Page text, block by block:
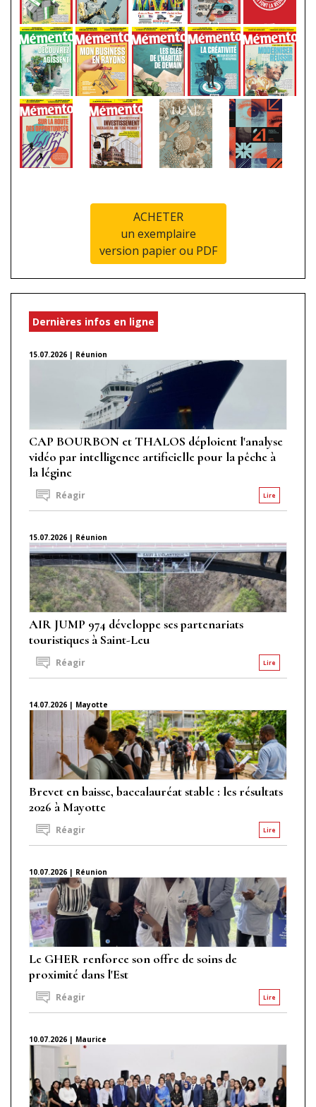
ACHETER
un exemplaire
version papier ou PDF
Dernières infos en ligne
15.07.2026 | Réunion
CAP BOURBON et THALOS déploient l'analyse
vidéo par intelligence artificielle pour la pêche à
la légine
Lire
Réagir
15.07.2026 | Réunion
AIR JUMP 974 développe ses partenariats
touristiques à Saint-Leu
Lire
Réagir
14.07.2026 | Mayotte
Brevet en baisse, baccalauréat stable : les résultats
2026 à Mayotte
Lire
Réagir
10.07.2026 | Réunion
Le GHER renforce son offre de soins de
proximité dans l'Est
Lire
Réagir
10.07.2026 | Maurice